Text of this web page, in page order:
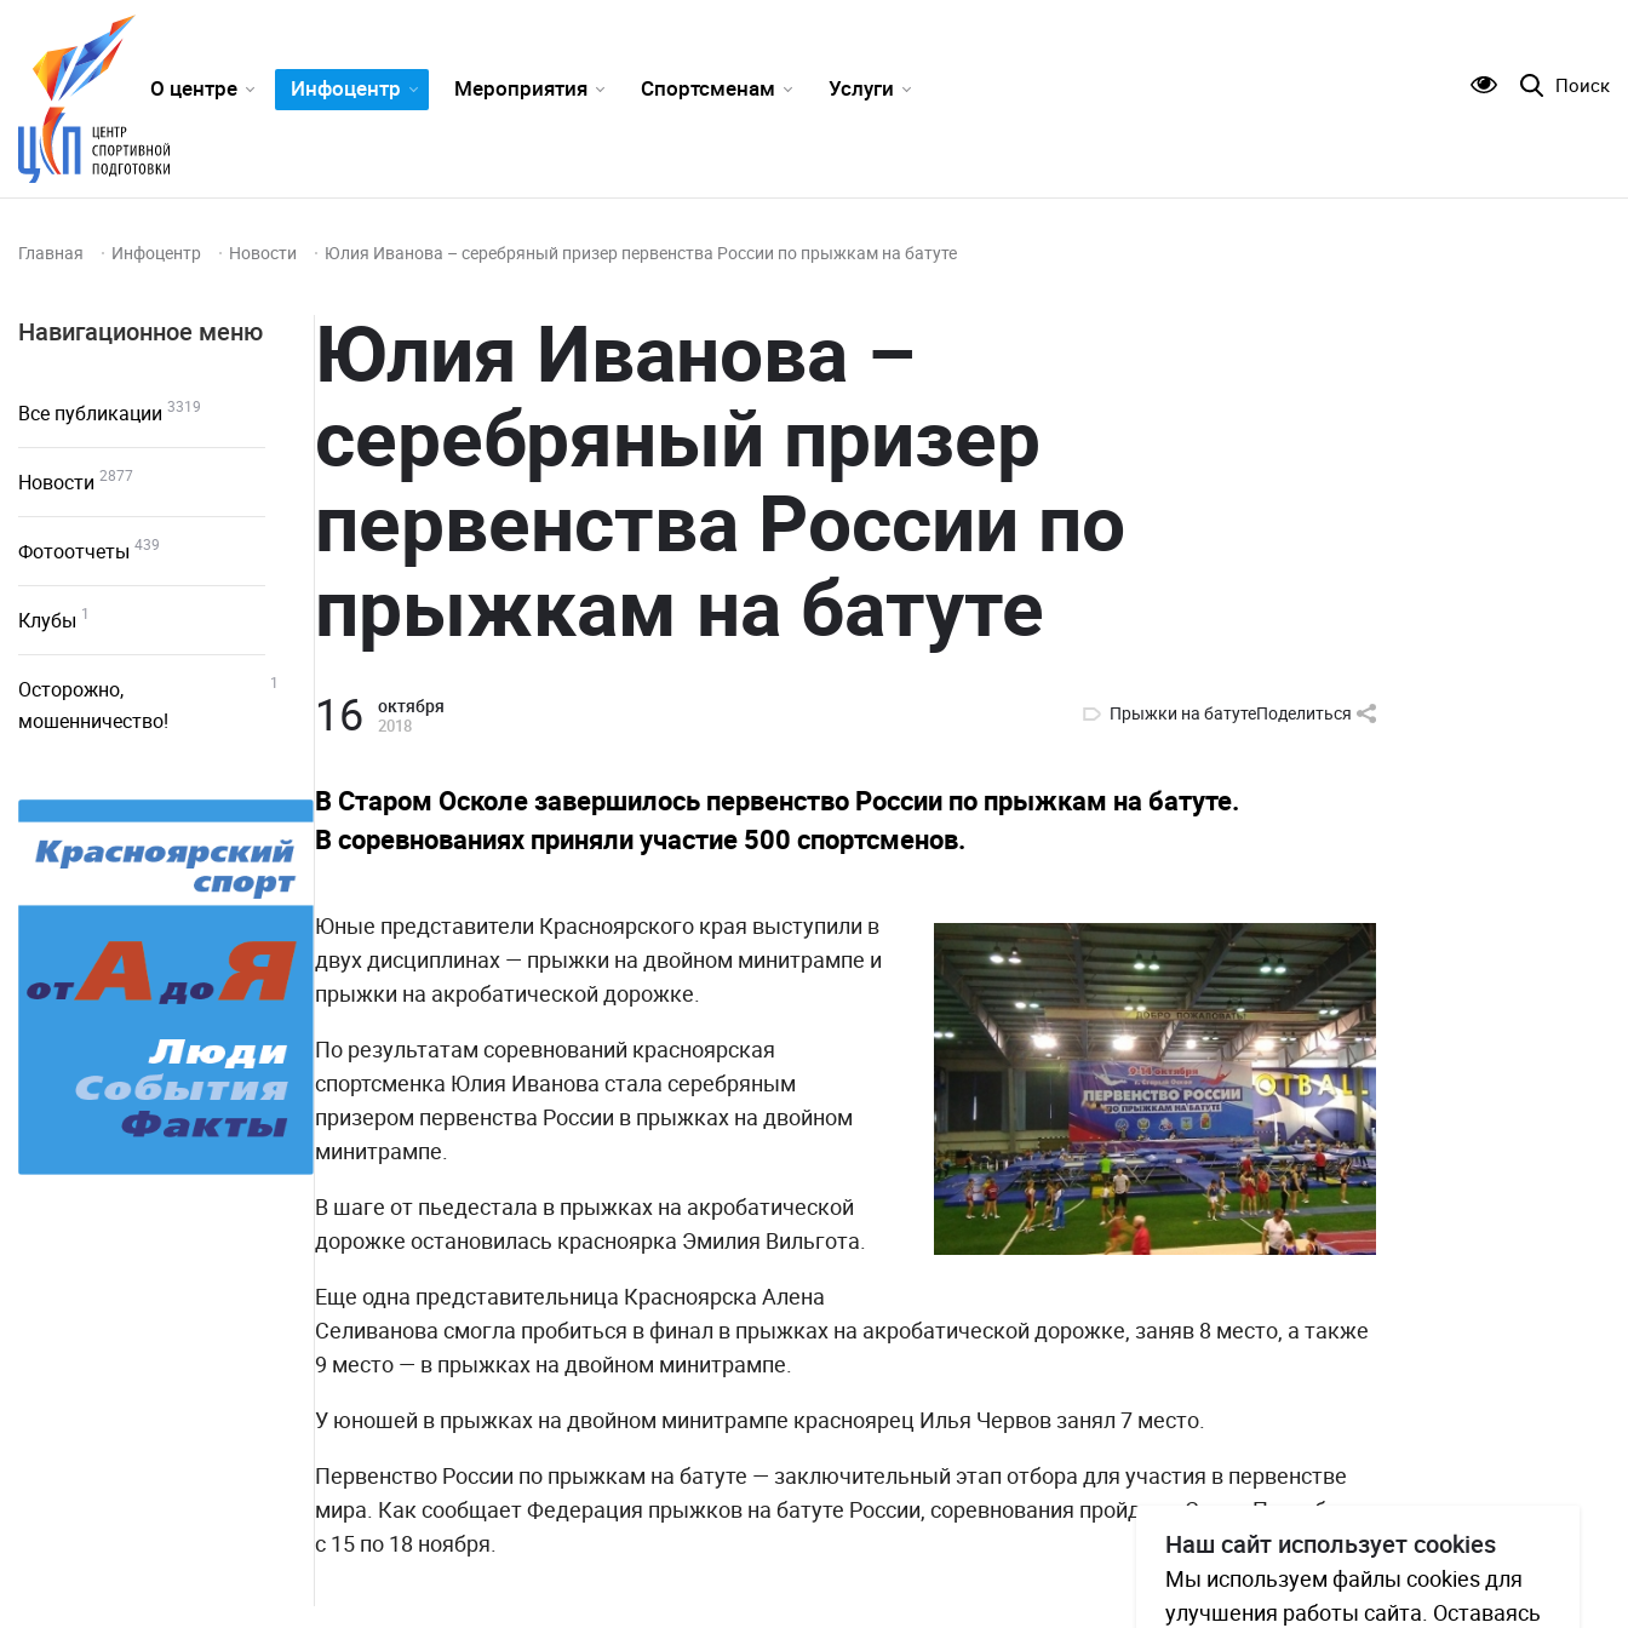
О центре Инфоцентр Мероприятия Спортсменам Услуги Поиск
Главная Инфоцентр Новости Юлия Иванова – серебряный призер первенства России по прыжкам на батуте
Навигационное меню
Все публикации 3319
Новости 2877
Фотоотчеты 439
Клубы 1
Осторожно,
мошенничество!
1
Юлия Иванова –
серебряный призер
первенства России по
прыжкам на батуте
16 октября
2018
Прыжки на батутеПоделиться
В Старом Осколе завершилось первенство России по прыжкам на батуте.
В соревнованиях приняли участие 500 спортсменов.
Юные представители Красноярского края выступили в
двух дисциплинах — прыжки на двойном минитрампе и
прыжки на акробатической дорожке.
По результатам соревнований красноярская
спортсменка Юлия Иванова стала серебряным
призером первенства России в прыжках на двойном
минитрампе.
В шаге от пьедестала в прыжках на акробатической
дорожке остановилась красноярка Эмилия Вильгота.
Еще одна представительница Красноярска Алена
Селиванова смогла пробиться в финал в прыжках на акробатической дорожке, заняв 8 место, а также
9 место — в прыжках на двойном минитрампе.
У юношей в прыжках на двойном минитрампе красноярец Илья Червов занял 7 место.
Первенство России по прыжкам на батуте — заключительный этап отбора для участия в первенстве
мира. Как сообщает Федерация прыжков на батуте России, соревнования пройдут в Санкт-Петербурге
с 15 по 18 ноября.
Наш сайт использует cookies
Мы используем файлы cookies для
улучшения работы сайта. Оставаясь